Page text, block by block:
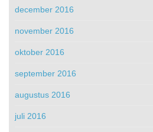
december 2016
november 2016
oktober 2016
september 2016
augustus 2016
juli 2016